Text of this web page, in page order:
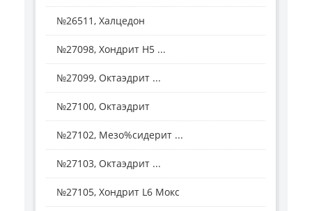
№26511, Халцедон
№27098, Хондрит H5 ...
№27099, Октаэдрит ...
№27100, Октаэдрит
№27102, Мезо%сидерит ...
№27103, Октаэдрит ...
№27105, Хондрит L6 Мокс